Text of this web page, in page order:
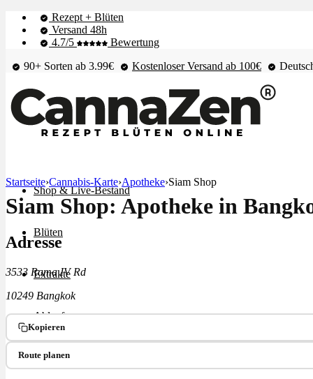
Rezept + Blüten
Versand 48h
4.7/5
Bewertung
90+ Sorten ab 3.99€
Kostenloser Versand ab 100€
Shop & Live-Bestand
Blüten
Extrakte
Ablauf
Therapien
Startseite›Cannabis-Karte›Apotheke›Siam Shop
Siam Shop: Apotheke in
Adresse
3533 Rama IV Rd
10249 Bangkok
Kopieren
Route planen